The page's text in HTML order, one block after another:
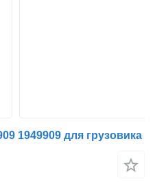
1949909 для грузовика